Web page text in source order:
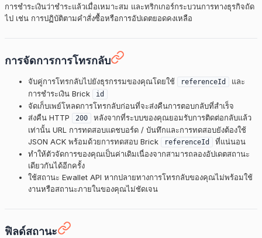
การชำระเงินว่าชำระแล้วเมื่อเหมาะสม และทริกเกอร์กระบวนการทางธุรกิจถัด
ไป เช่น การปฏิบัติตามคำสั่งซื้อหรือการอัปเดตยอดคงเหลือ
การจัดการการโทรกลับ
จับคู่การโทรกลับไปยังธุรกรรมของคุณโดยใช้ referenceId
และ
การชำระเงิน Brick
id
จัดเก็บเพย์โหลดการโทรกลับก่อนที่จะส่งคืนการตอบกลับที่สำเร็จ
ส่งคืน HTTP
200
หลังจากที่ระบบของคุณยอมรับการติดต่อกลับแล้ว
เท่านั้น URL การทดสอบแดชบอร์ด / บันทึกและการทดสอบยังต้องใช้
JSON ACK พร้อมด้วยการทดสอบ Brick
referenceId
ที่แน่นอน
ทำให้ตัวจัดการของคุณเป็นค่าเดิมเนื่องจากสามารถลองอัปเดตสถานะ
เดียวกันได้อีกครั้ง
ใช้สถานะ Ewallet API หากปลายทางการโทรกลับของคุณไม่พร้อมใช้
งานหรือสถานะภายในของคุณไม่ชัดเจน
ฟิลด์สถานะ